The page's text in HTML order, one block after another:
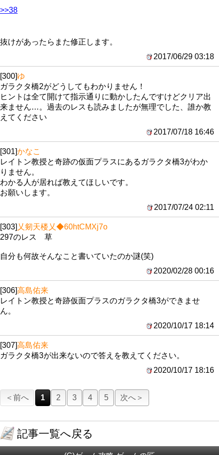
>>38
抜けがあったらまた修正します。
2017/06/29 03:18
[300]ゆ
ガラクタ橋2がどうしてもわかりません！
ヒントは全て開けて指示通りに動かしたんですけどクリア出
来ません…。過去のレスも読みましたが無理でした、誰か教
えてください
2017/07/18 16:46
[301]かなこ
レイトン教授と奇跡の仮面プラスにあるガラクタ橋3がわか
りません。
わかる人が居れば教えてほしいです。
お願いします。
2017/07/24 02:11
[303] 乂剱天楼乂◆60htCMXj7o
297のレス 草
自分も何故そんなこと書いていたのか謎(笑)
2020/02/28 00:16
[306]高島佑来
レイトン教授と奇跡仮面プラスのガラクタ橋3ができませ
ん。
2020/10/17 18:14
[307]高島佑来
ガラクタ橋3が出来ないので答えを教えてください。
2020/10/17 18:16
＜前へ 1 2 3 4 5 次へ＞
記事一覧へ戻る